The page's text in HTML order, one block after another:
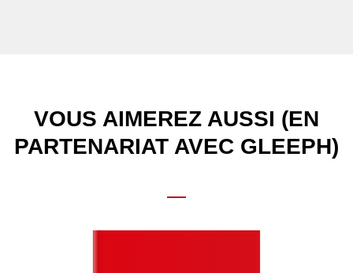
VOUS AIMEREZ AUSSI (EN
PARTENARIAT AVEC GLEEPH)